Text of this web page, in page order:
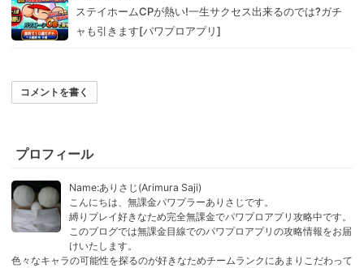
ステイホームCPが熱い!一生サクセス出来るのでは?ガチ
ャも引きます[パワプロアプリ]
コメントを書く
プロフィール
Name:ありさじ(Arimura Saji)
こんにちは、無課金パワプラーありさじです。
縛りプレイ好きなため完全無課金でパワプロアプリ攻略中です。
このブログでは無課金目線でのパワプロアプリの攻略情報をお届
けいたします。
色々なキャラの可能性を探るのが好きなためチームランクにあまりこだわって